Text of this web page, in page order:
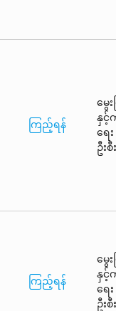
ကြည့်ရန်
မွေး
နှ
ရေး
ဦးစီ
ကြည့်ရန်
မွေး
နှ
ရေး
ဦးစီ